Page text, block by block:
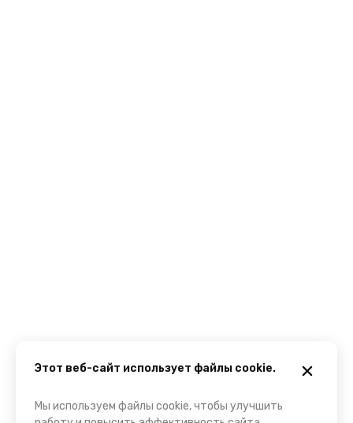
Этот веб-сайт использует файлы cookie.
Мы используем файлы cookie, чтобы улучшить